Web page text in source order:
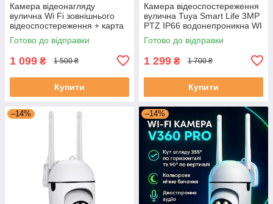
Камера відеонагляду
вулична Wi Fi зовнішнього
відеоспостереження + карта
пам'яті 128 ГБ відеокамера
спостереження вайфай
Готово до відправки
1 099 ₴ 1 500 ₴
Купити
Камера відеоспостереження
вулична Tuya Smart Life 3MP
PTZ IP66 водонепроникна WI
FI камера поворотна
зовнішня
Готово до відправки
1 299 ₴ 1 700 ₴
Купити
–14% –14%